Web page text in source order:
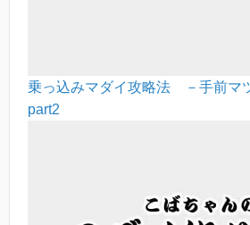
乗っ込みマダイ攻略法 －手前マ
part2